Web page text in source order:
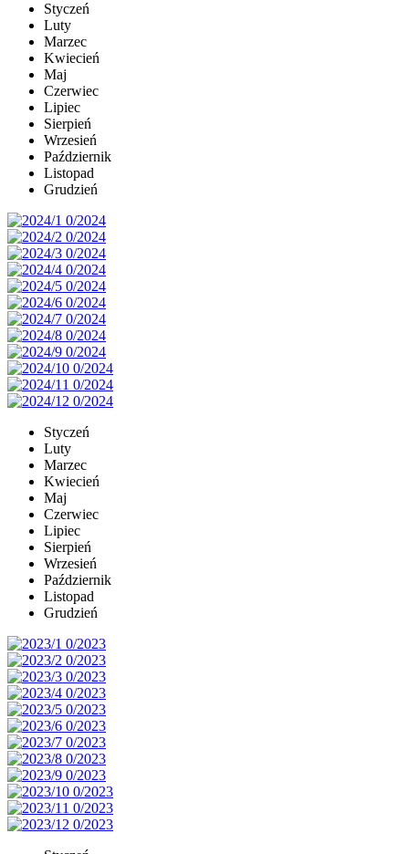
Styczeń
Luty
Marzec
Kwiecień
Maj
Czerwiec
Lipiec
Sierpień
Wrzesień
Październik
Listopad
Grudzień
Styczeń
Luty
Marzec
Kwiecień
Maj
Czerwiec
Lipiec
Sierpień
Wrzesień
Październik
Listopad
Grudzień